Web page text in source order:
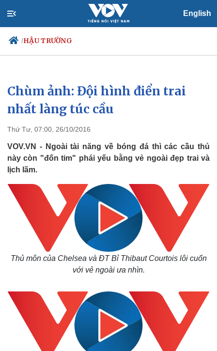
English
/HẬU TRƯỜNG
Chính trị
Đảng
Tổ chức nhân sự
Nhận diện sự thật
Xã hội
Việc làm
Biển đảo
Chùm ảnh: Đội hình điển trai
nhất làng túc cầu
Thứ Tư, 07:00, 26/10/2016
VOV.VN - Ngoài tài năng về bóng đá thì các cầu thủ
này còn "đốn tim" phái yếu bằng vẻ ngoài đẹp trai và
lịch lãm.
Thủ môn của Chelsea và ĐT Bỉ Thibaut Courtois lôi cuốn
với vẻ ngoài ưa nhìn.